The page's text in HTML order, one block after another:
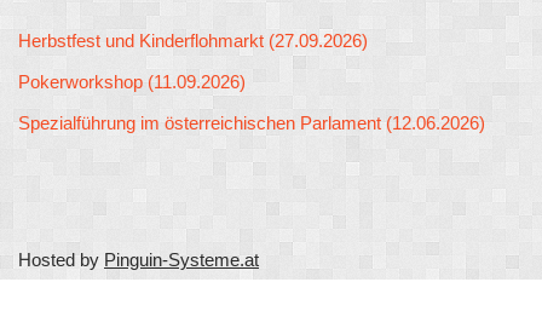
Herbstfest und Kinderflohmarkt (27.09.2026)
Pokerworkshop (11.09.2026)
Spezialführung im österreichischen Parlament (12.06.2026)
Hosted by Pinguin-Systeme.at